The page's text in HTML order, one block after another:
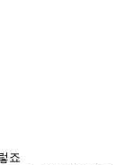
죠